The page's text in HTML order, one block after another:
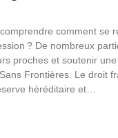
comment se
? De nombreux
proches et soutenir
Frontières. Le droit
héréditaire et…